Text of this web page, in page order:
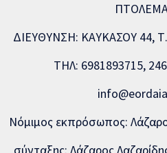
ΔΙΕΥΘΥΝΣΗ: ΚΑΥΚΑΣΟΥ 44,
ΤΗΛ: 6981893715,
Νόμιμος εκπρόσωπος: